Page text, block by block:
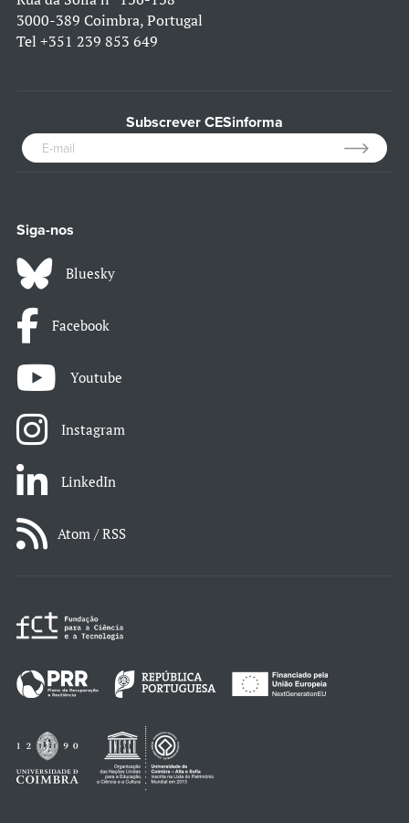
3000-389 Coimbra, Portugal
Tel +351 239 853 649
Subscrever CESinforma
Siga-nos
Bluesky
Facebook
Youtube
Instagram
LinkedIn
Atom / RSS